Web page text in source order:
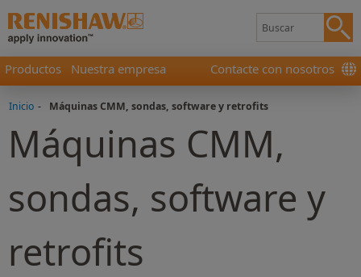
Productos Nuestra empresa Contacte con nosotros
Inicio - Máquinas CMM, sondas, software y retrofits
Máquinas CMM,
sondas, software y
retrofits